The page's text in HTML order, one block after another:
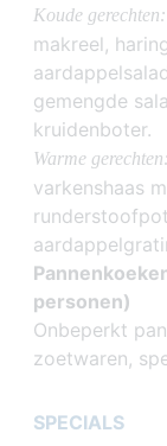
Koude gerechten:
makreel,
gemengde
kruidenboter.
Warme gerechten:
varkenshaas
personen)
Onbeperkt
zoetwaren,
SPECIALS